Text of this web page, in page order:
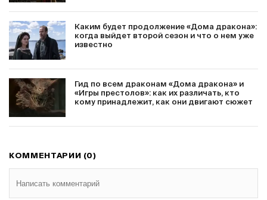
Каким будет продолжение «Дома дракона»:
когда выйдет второй сезон и что о нем уже
известно
Гид по всем драконам «Дома дракона» и
«Игры престолов»: как их различать, кто
кому принадлежит, как они двигают сюжет
КОММЕНТАРИИ (0)